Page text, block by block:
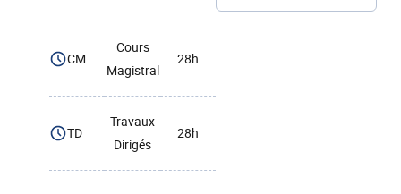
CM
Cours
Magistral
28h
TD
Travaux
Dirigés
28h